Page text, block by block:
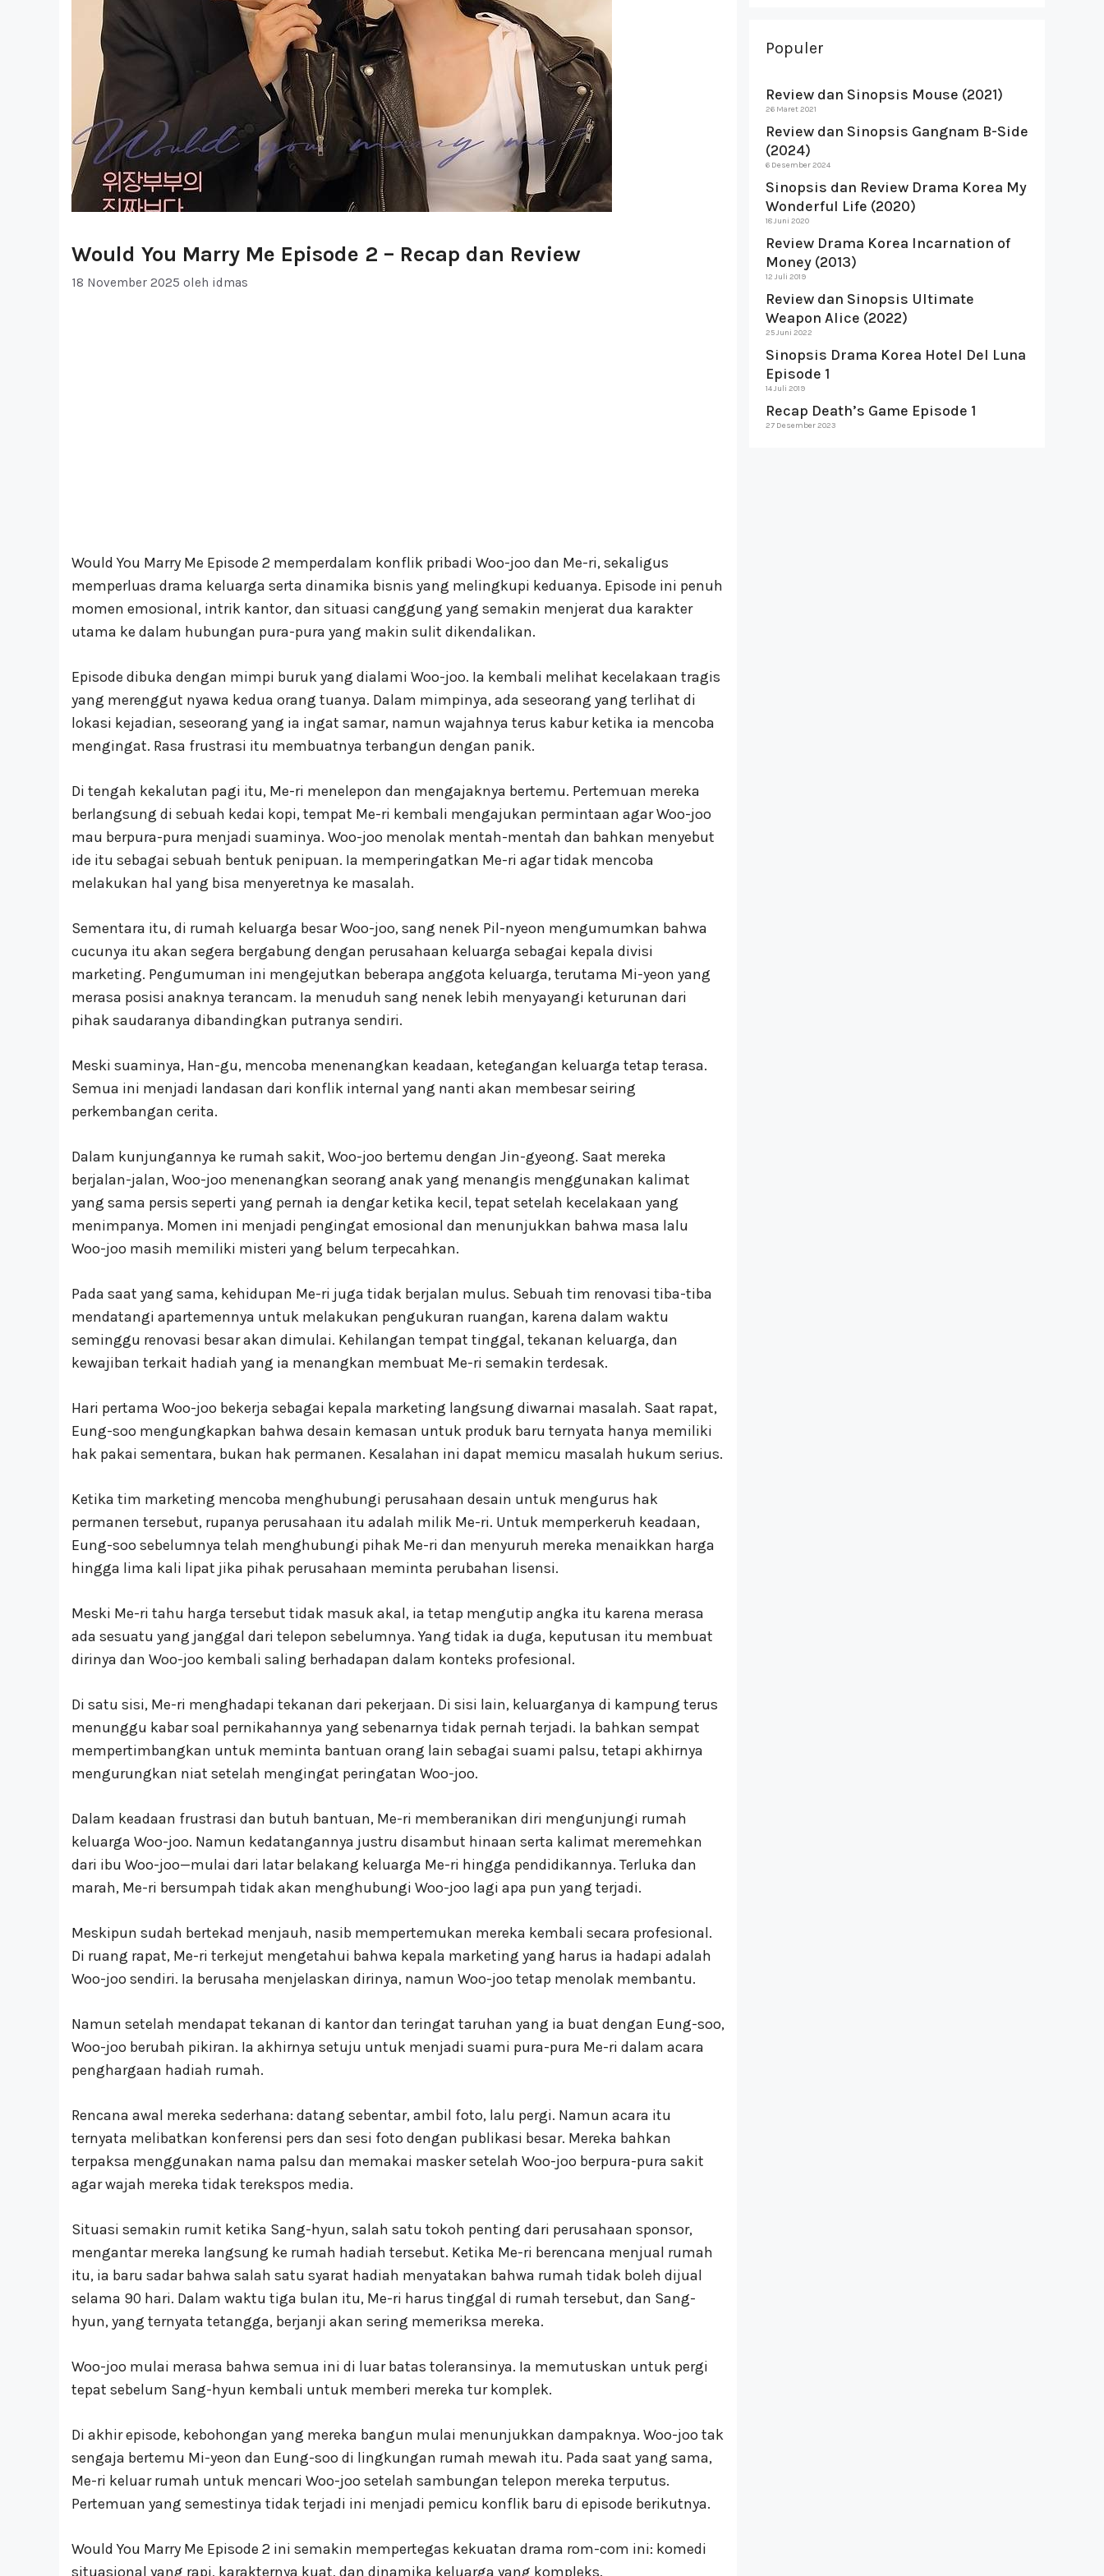
Would You Marry Me Episode 2 – Recap dan Review
18 November 2025 oleh idmas
Would You Marry Me Episode 2 memperdalam konflik pribadi Woo-joo dan Me-ri, sekaligus
memperluas drama keluarga serta dinamika bisnis yang melingkupi keduanya. Episode ini penuh
momen emosional, intrik kantor, dan situasi canggung yang semakin menjerat dua karakter
utama ke dalam hubungan pura-pura yang makin sulit dikendalikan.
Episode dibuka dengan mimpi buruk yang dialami Woo-joo. Ia kembali melihat kecelakaan tragis
yang merenggut nyawa kedua orang tuanya. Dalam mimpinya, ada seseorang yang terlihat di
lokasi kejadian, seseorang yang ia ingat samar, namun wajahnya terus kabur ketika ia mencoba
mengingat. Rasa frustrasi itu membuatnya terbangun dengan panik.
Di tengah kekalutan pagi itu, Me-ri menelepon dan mengajaknya bertemu. Pertemuan mereka
berlangsung di sebuah kedai kopi, tempat Me-ri kembali mengajukan permintaan agar Woo-joo
mau berpura-pura menjadi suaminya. Woo-joo menolak mentah-mentah dan bahkan menyebut
ide itu sebagai sebuah bentuk penipuan. Ia memperingatkan Me-ri agar tidak mencoba
melakukan hal yang bisa menyeretnya ke masalah.
Sementara itu, di rumah keluarga besar Woo-joo, sang nenek Pil-nyeon mengumumkan bahwa
cucunya itu akan segera bergabung dengan perusahaan keluarga sebagai kepala divisi
marketing. Pengumuman ini mengejutkan beberapa anggota keluarga, terutama Mi-yeon yang
merasa posisi anaknya terancam. Ia menuduh sang nenek lebih menyayangi keturunan dari
pihak saudaranya dibandingkan putranya sendiri.
Meski suaminya, Han-gu, mencoba menenangkan keadaan, ketegangan keluarga tetap terasa.
Semua ini menjadi landasan dari konflik internal yang nanti akan membesar seiring
perkembangan cerita.
Dalam kunjungannya ke rumah sakit, Woo-joo bertemu dengan Jin-gyeong. Saat mereka
berjalan-jalan, Woo-joo menenangkan seorang anak yang menangis menggunakan kalimat
yang sama persis seperti yang pernah ia dengar ketika kecil, tepat setelah kecelakaan yang
menimpanya. Momen ini menjadi pengingat emosional dan menunjukkan bahwa masa lalu
Woo-joo masih memiliki misteri yang belum terpecahkan.
Pada saat yang sama, kehidupan Me-ri juga tidak berjalan mulus. Sebuah tim renovasi tiba-tiba
mendatangi apartemennya untuk melakukan pengukuran ruangan, karena dalam waktu
seminggu renovasi besar akan dimulai. Kehilangan tempat tinggal, tekanan keluarga, dan
kewajiban terkait hadiah yang ia menangkan membuat Me-ri semakin terdesak.
Hari pertama Woo-joo bekerja sebagai kepala marketing langsung diwarnai masalah. Saat rapat,
Eung-soo mengungkapkan bahwa desain kemasan untuk produk baru ternyata hanya memiliki
hak pakai sementara, bukan hak permanen. Kesalahan ini dapat memicu masalah hukum serius.
Ketika tim marketing mencoba menghubungi perusahaan desain untuk mengurus hak
permanen tersebut, rupanya perusahaan itu adalah milik Me-ri. Untuk memperkeruh keadaan,
Eung-soo sebelumnya telah menghubungi pihak Me-ri dan menyuruh mereka menaikkan harga
hingga lima kali lipat jika pihak perusahaan meminta perubahan lisensi.
Meski Me-ri tahu harga tersebut tidak masuk akal, ia tetap mengutip angka itu karena merasa
ada sesuatu yang janggal dari telepon sebelumnya. Yang tidak ia duga, keputusan itu membuat
dirinya dan Woo-joo kembali saling berhadapan dalam konteks profesional.
Di satu sisi, Me-ri menghadapi tekanan dari pekerjaan. Di sisi lain, keluarganya di kampung terus
menunggu kabar soal pernikahannya yang sebenarnya tidak pernah terjadi. Ia bahkan sempat
mempertimbangkan untuk meminta bantuan orang lain sebagai suami palsu, tetapi akhirnya
mengurungkan niat setelah mengingat peringatan Woo-joo.
Dalam keadaan frustrasi dan butuh bantuan, Me-ri memberanikan diri mengunjungi rumah
keluarga Woo-joo. Namun kedatangannya justru disambut hinaan serta kalimat meremehkan
dari ibu Woo-joo—mulai dari latar belakang keluarga Me-ri hingga pendidikannya. Terluka dan
marah, Me-ri bersumpah tidak akan menghubungi Woo-joo lagi apa pun yang terjadi.
Meskipun sudah bertekad menjauh, nasib mempertemukan mereka kembali secara profesional.
Di ruang rapat, Me-ri terkejut mengetahui bahwa kepala marketing yang harus ia hadapi adalah
Woo-joo sendiri. Ia berusaha menjelaskan dirinya, namun Woo-joo tetap menolak membantu.
Namun setelah mendapat tekanan di kantor dan teringat taruhan yang ia buat dengan Eung-soo,
Woo-joo berubah pikiran. Ia akhirnya setuju untuk menjadi suami pura-pura Me-ri dalam acara
penghargaan hadiah rumah.
Rencana awal mereka sederhana: datang sebentar, ambil foto, lalu pergi. Namun acara itu
ternyata melibatkan konferensi pers dan sesi foto dengan publikasi besar. Mereka bahkan
terpaksa menggunakan nama palsu dan memakai masker setelah Woo-joo berpura-pura sakit
agar wajah mereka tidak terekspos media.
Situasi semakin rumit ketika Sang-hyun, salah satu tokoh penting dari perusahaan sponsor,
mengantar mereka langsung ke rumah hadiah tersebut. Ketika Me-ri berencana menjual rumah
itu, ia baru sadar bahwa salah satu syarat hadiah menyatakan bahwa rumah tidak boleh dijual
selama 90 hari. Dalam waktu tiga bulan itu, Me-ri harus tinggal di rumah tersebut, dan Sang-
hyun, yang ternyata tetangga, berjanji akan sering memeriksa mereka.
Woo-joo mulai merasa bahwa semua ini di luar batas toleransinya. Ia memutuskan untuk pergi
tepat sebelum Sang-hyun kembali untuk memberi mereka tur komplek.
Di akhir episode, kebohongan yang mereka bangun mulai menunjukkan dampaknya. Woo-joo tak
sengaja bertemu Mi-yeon dan Eung-soo di lingkungan rumah mewah itu. Pada saat yang sama,
Me-ri keluar rumah untuk mencari Woo-joo setelah sambungan telepon mereka terputus.
Pertemuan yang semestinya tidak terjadi ini menjadi pemicu konflik baru di episode berikutnya.
Would You Marry Me Episode 2 ini semakin mempertegas kekuatan drama rom-com ini: komedi
situasional yang rapi, karakternya kuat, dan dinamika keluarga yang kompleks.
Populer
Review dan Sinopsis Mouse (2021)
26 Maret 2021
Review dan Sinopsis Gangnam B-Side
(2024)
6 Desember 2024
Sinopsis dan Review Drama Korea My
Wonderful Life (2020)
18 Juni 2020
Review Drama Korea Incarnation of
Money (2013)
12 Juli 2019
Review dan Sinopsis Ultimate
Weapon Alice (2022)
25 Juni 2022
Sinopsis Drama Korea Hotel Del Luna
Episode 1
14 Juli 2019
Recap Death’s Game Episode 1
27 Desember 2023